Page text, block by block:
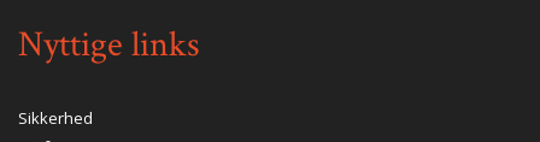
Nyttige links
Sikkerhed